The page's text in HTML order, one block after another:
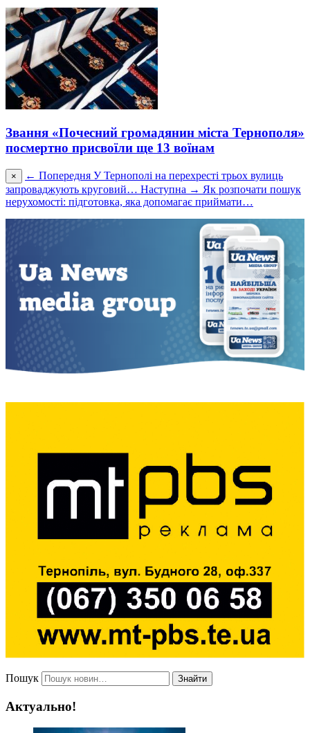
Звання «Почесний громадянин міста Тернополя»
посмертно присвоїли ще 13 воїнам
× ← Попередня У Тернополі на перехресті трьох вулиць
запроваджують круговий… Наступна → Як розпочати пошук
нерухомості: підготовка, яка допомагає приймати…
Пошук Знайти
Актуально!